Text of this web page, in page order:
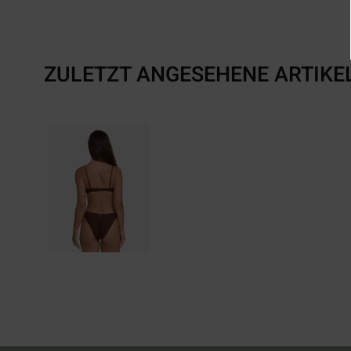
ZULETZT ANGESEHENE